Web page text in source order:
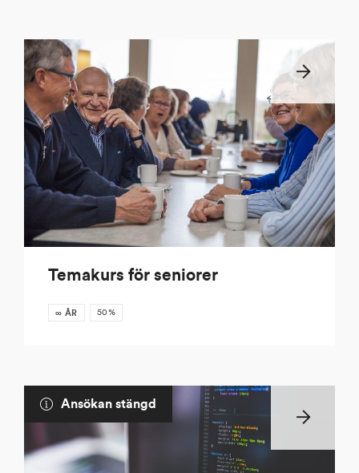
Temakurs för seniorer
∞ ÅR 50%
Ansökan stängd